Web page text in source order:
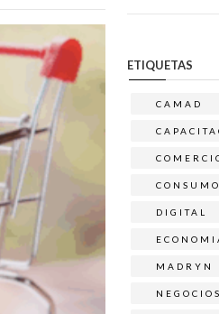
ETIQUETAS
CAMAD
DIGITAL
MADRYN